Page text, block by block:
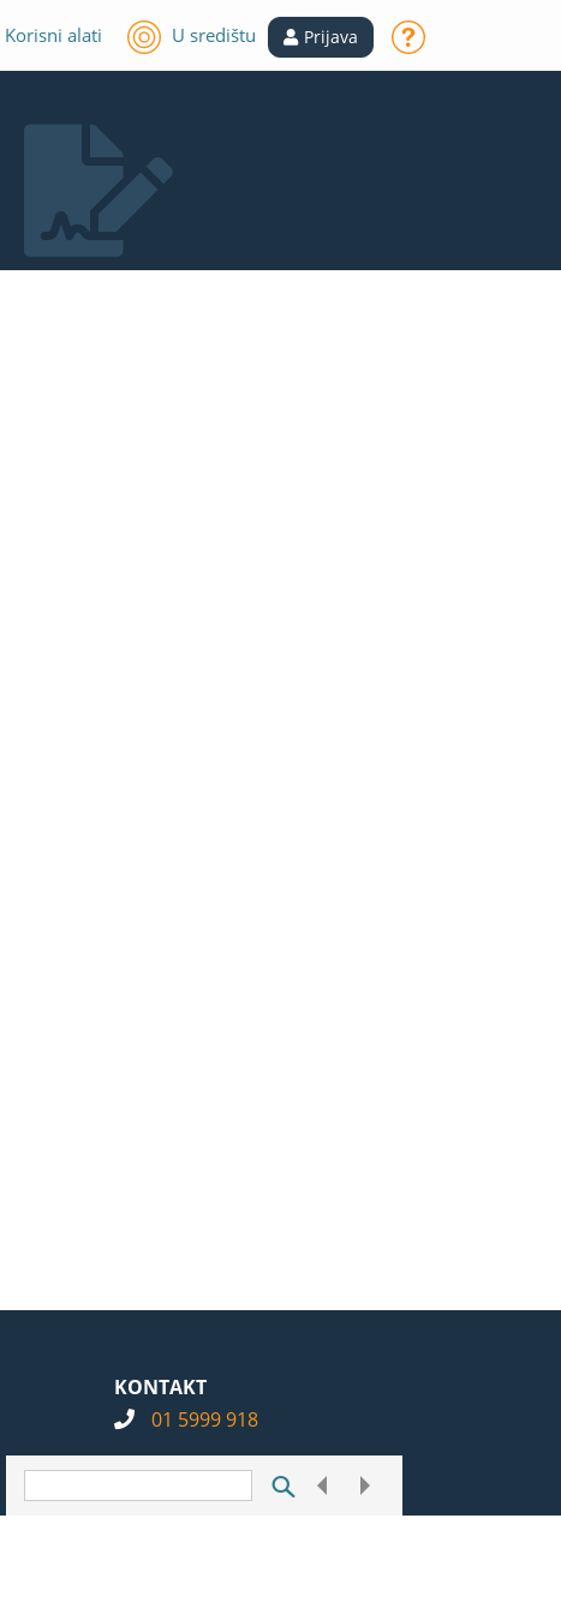
Korisni alati U središtu Prijava
KONTAKT
01 5999 918
info@notarius.hr